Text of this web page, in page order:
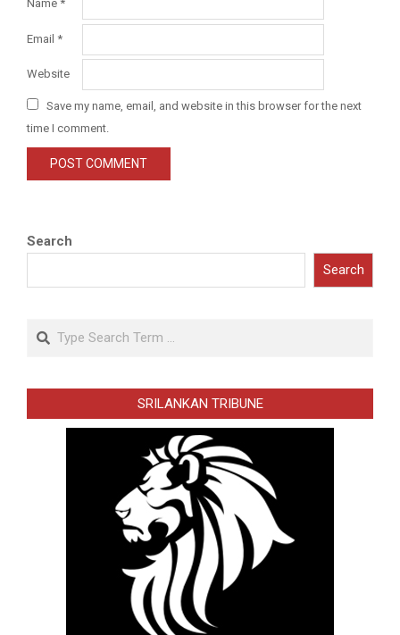
Name *
Email *
Website
Save my name, email, and website in this browser for the next
time I comment.
Search
Search
Search
SRILANKAN TRIBUNE